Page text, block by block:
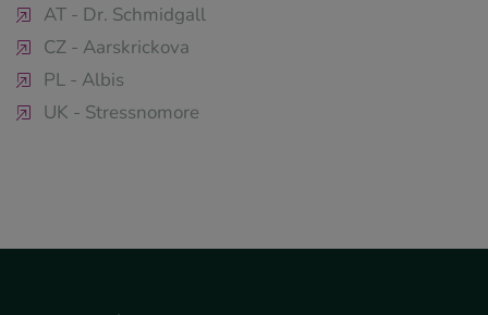
AT - Dr. Schmidgall
CZ - Aarskrickova
PL - Albis
UK - Stressnomore